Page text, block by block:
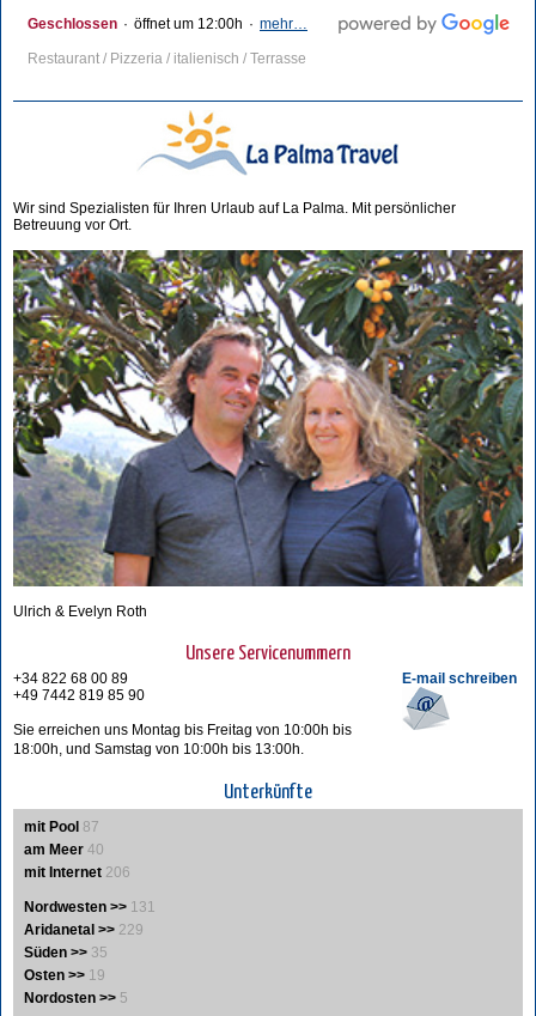
Geschlossen · öffnet um 12:00h · mehr…
Restaurant / Pizzeria / italienisch / Terrasse
Wir sind Spezialisten für Ihren Urlaub auf La Palma. Mit persönlicher
Betreuung vor Ort.
Ulrich & Evelyn Roth
Unsere Servicenummern
E-mail schreiben
+34 822 68 00 89
+49 7442 819 85 90
Sie erreichen uns Montag bis Freitag von 10:00h bis
18:00h, und Samstag von 10:00h bis 13:00h.
Unterkünfte
mit Pool 87
am Meer 40
mit Internet 206
Nordwesten >> 131
Aridanetal >> 229
Süden >> 35
Osten >> 19
Nordosten >> 5